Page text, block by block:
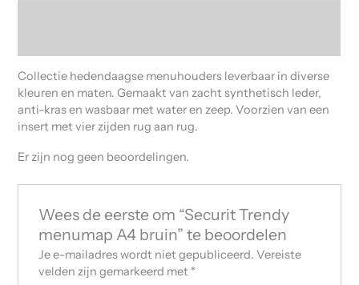
Collectie hedendaagse menuhouders leverbaar in diverse
kleuren en maten. Gemaakt van zacht synthetisch leder,
anti-kras en wasbaar met water en zeep. Voorzien van een
insert met vier zijden rug aan rug.
Er zijn nog geen beoordelingen.
Wees de eerste om “Securit Trendy
menumap A4 bruin” te beoordelen
Je e-mailadres wordt niet gepubliceerd. Vereiste
velden zijn gemarkeerd met *